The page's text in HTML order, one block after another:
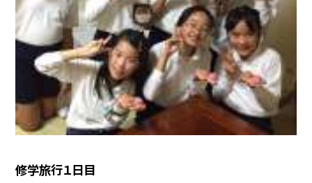
修学旅行１日目